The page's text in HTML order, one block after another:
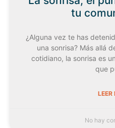
tu
¿Alguna vez te has
una sonrisa? Más allá
cotidiano, la sonrisa es
que
LEER
No hay